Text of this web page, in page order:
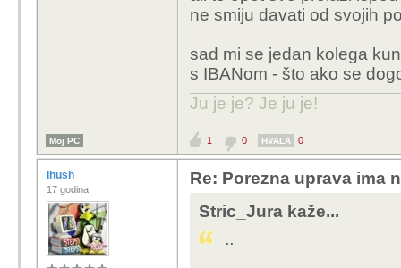
ne smiju davati od svojih
sad mi se jedan kolega
s IBANom - što ako se
Ju je je? Je ju je!
Moj PC 1 0 HVALA 0
ihush
17 godina
Re: Porezna uprava ima
Stric_Jura kaže...
..